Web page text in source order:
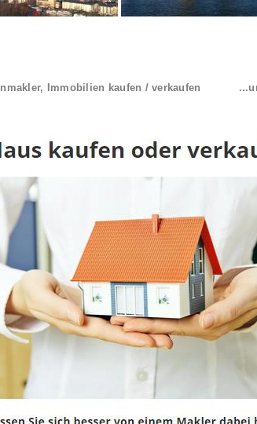
Immobilien kaufen / verkaufen